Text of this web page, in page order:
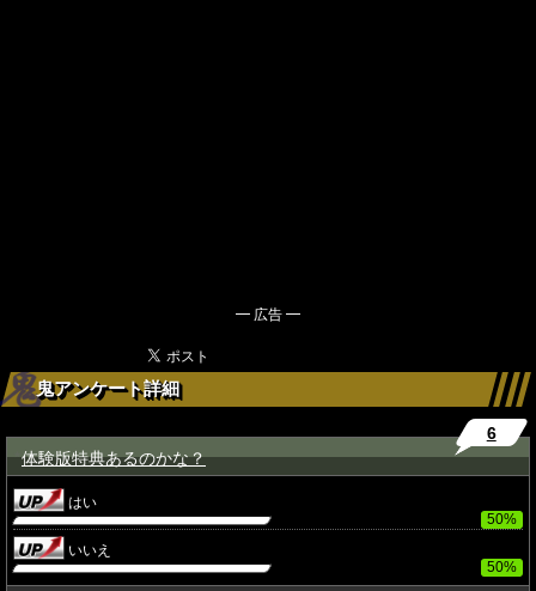
━ 広告 ━
鬼アンケート詳細
体験版特典あるのかな？
6
はい
50%
いいえ
50%